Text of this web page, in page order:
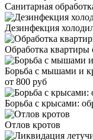
Санитарная
Дезинфекция
Обработка квартиры
Борьба с мышами и
от 800 руб
Борьба с крысами:
Отлов кротов